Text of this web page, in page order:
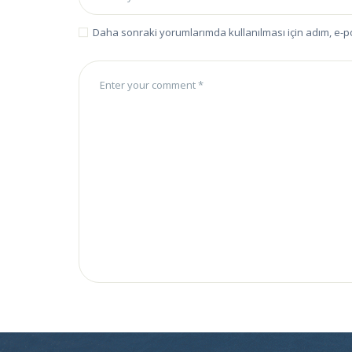
Daha sonraki yorumlarımda kullanılması için adım,